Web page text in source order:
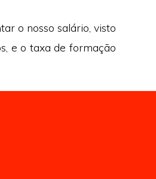
o nosso salário, visto
e o taxa de formação